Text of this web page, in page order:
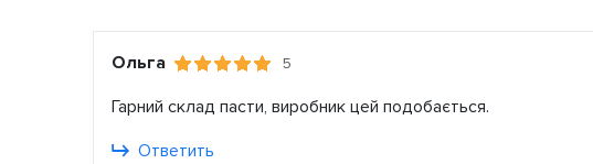
Ольга 5
Гарний склад пасти, виробник цей подобається.
Ответить